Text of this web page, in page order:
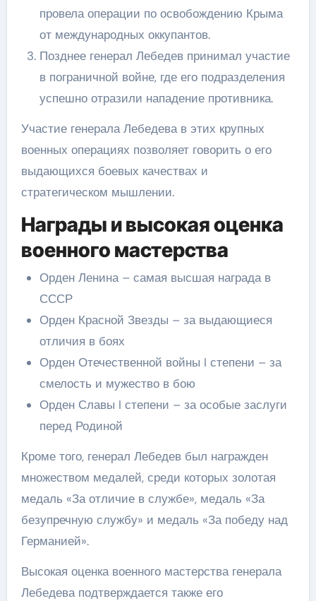
провела операции по освобождению Крыма
от международных оккупантов.
Позднее генерал Лебедев принимал участие
в пограничной войне, где его подразделения
успешно отразили нападение противника.
Участие генерала Лебедева в этих крупных
военных операциях позволяет говорить о его
выдающихся боевых качествах и
стратегическом мышлении.
Награды и высокая оценка
военного мастерства
Орден Ленина – самая высшая награда в
СССР
Орден Красной Звезды – за выдающиеся
отличия в боях
Орден Отечественной войны I степени – за
смелость и мужество в бою
Орден Славы I степени – за особые заслуги
перед Родиной
Кроме того, генерал Лебедев был награжден
множеством медалей, среди которых золотая
медаль «За отличие в службе», медаль «За
безупречную службу» и медаль «За победу над
Германией».
Высокая оценка военного мастерства генерала
Лебедева подтверждается также его